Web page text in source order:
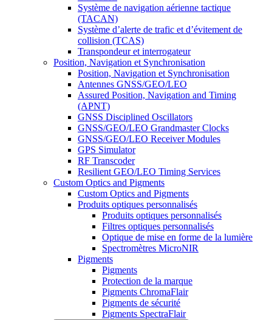
Système de navigation aérienne tactique
(TACAN)
Système d’alerte de trafic et d’évitement de
collision (TCAS)
Transpondeur et interrogateur
Position, Navigation et Synchronisation
Position, Navigation et Synchronisation
Antennes GNSS/GEO/LEO
Assured Position, Navigation and Timing
(APNT)
GNSS Disciplined Oscillators
GNSS/GEO/LEO Grandmaster Clocks
GNSS/GEO/LEO Receiver Modules
GPS Simulator
RF Transcoder
Resilient GEO/LEO Timing Services
Custom Optics and Pigments
Custom Optics and Pigments
Produits optiques personnalisés
Produits optiques personnalisés
Filtres optiques personnalisés
Optique de mise en forme de la lumière
Spectromètres MicroNIR
Pigments
Pigments
Protection de la marque
Pigments ChromaFlair
Pigments de sécurité
Pigments SpectraFlair